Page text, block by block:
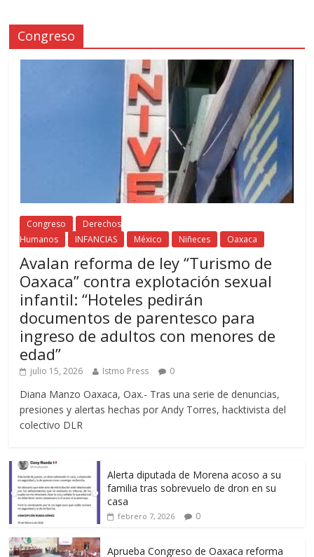
Congreso
Congreso
Derechos
Humanos
INFANCIAS México Niñeces Oaxaca
Avalan reforma de ley “Turismo de
Oaxaca” contra explotación sexual
infantil: “Hoteles pedirán
documentos de parentesco para
ingreso de adultos con menores de
edad”
julio 15, 2026 Istmo Press 0
Diana Manzo Oaxaca, Oax.- Tras una serie de denuncias,
presiones y alertas hechas por Andy Torres, hacktivista del
colectivo DLR
Alerta diputada de Morena acoso a su
familia tras sobrevuelo de dron en su
casa
febrero 7, 2026 0
Aprueba Congreso de Oaxaca reforma